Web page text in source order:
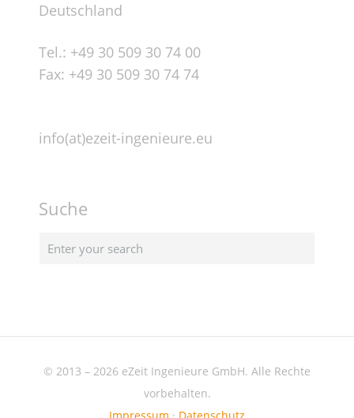
Deutschland
Tel.: +49 30 509 30 74 00
Fax: +49 30 509 30 74 74
info(at)ezeit-ingenieure.eu
Suche
© 2013 – 2026 eZeit Ingenieure GmbH. Alle Rechte
vorbehalten.